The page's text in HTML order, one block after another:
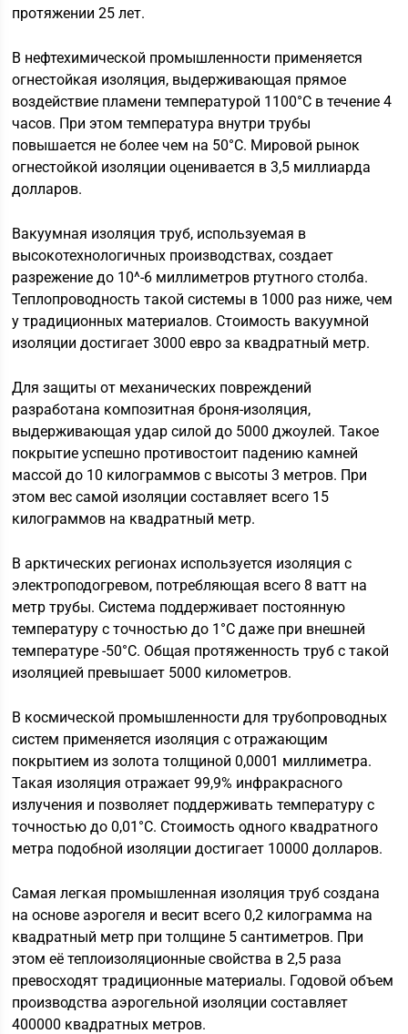
протяжении 25 лет.
В нефтехимической промышленности применяется
огнестойкая изоляция, выдерживающая прямое
воздействие пламени температурой 1100°C в течение 4
часов. При этом температура внутри трубы
повышается не более чем на 50°C. Мировой рынок
огнестойкой изоляции оценивается в 3,5 миллиарда
долларов.
Вакуумная изоляция труб, используемая в
высокотехнологичных производствах, создает
разрежение до 10^-6 миллиметров ртутного столба.
Теплопроводность такой системы в 1000 раз ниже, чем
у традиционных материалов. Стоимость вакуумной
изоляции достигает 3000 евро за квадратный метр.
Для защиты от механических повреждений
разработана композитная броня-изоляция,
выдерживающая удар силой до 5000 джоулей. Такое
покрытие успешно противостоит падению камней
массой до 10 килограммов с высоты 3 метров. При
этом вес самой изоляции составляет всего 15
килограммов на квадратный метр.
В арктических регионах используется изоляция с
электроподогревом, потребляющая всего 8 ватт на
метр трубы. Система поддерживает постоянную
температуру с точностью до 1°C даже при внешней
температуре -50°C. Общая протяженность труб с такой
изоляцией превышает 5000 километров.
В космической промышленности для трубопроводных
систем применяется изоляция с отражающим
покрытием из золота толщиной 0,0001 миллиметра.
Такая изоляция отражает 99,9% инфракрасного
излучения и позволяет поддерживать температуру с
точностью до 0,01°C. Стоимость одного квадратного
метра подобной изоляции достигает 10000 долларов.
Самая легкая промышленная изоляция труб создана
на основе аэрогеля и весит всего 0,2 килограмма на
квадратный метр при толщине 5 сантиметров. При
этом её теплоизоляционные свойства в 2,5 раза
превосходят традиционные материалы. Годовой объем
производства аэрогельной изоляции составляет
400000 квадратных метров.